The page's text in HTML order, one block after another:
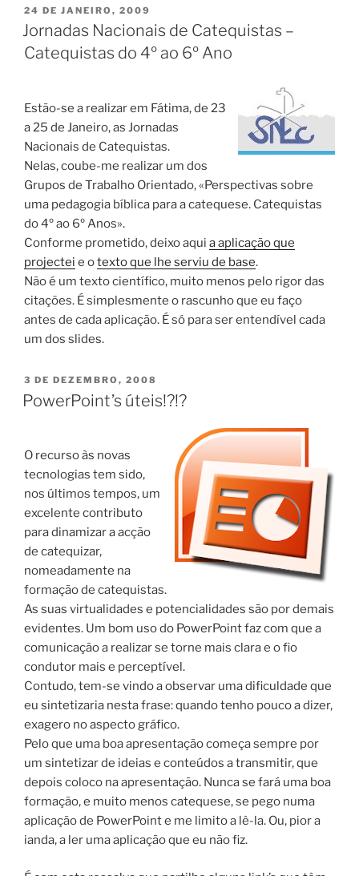
PUBLICADO
EM
24 DE JANEIRO, 2009
Jornadas Nacionais de Catequistas –
Catequistas do 4º ao 6º Ano
Estão-se a realizar em Fátima, de 23
a 25 de Janeiro, as Jornadas
Nacionais de Catequistas.
Nelas, coube-me realizar um dos
Grupos de Trabalho Orientado, «Perspectivas sobre
uma pedagogia bíblica para a catequese. Catequistas
do 4º ao 6º Anos».
Conforme prometido, deixo aqui a aplicação que
projectei e otexto que lhe serviu de base.
Não é um texto científico, muito menos pelo rigor das
citações. É simplesmente o rascunho que eu faço
antes de cada aplicação. É só para ser entendível cada
um dos slides.
PUBLICADO
EM
3 DE DEZEMBRO, 2008
PowerPoint’s úteis!?!?
O recurso às novas
tecnologias tem sido,
nos últimos tempos, um
excelente contributo
para dinamizar a acção
de catequizar,
nomeadamente na
formação de catequistas.
As suas virtualidades e potencialidades são por demais
evidentes. Um bom uso do PowerPoint faz com que a
comunicação a realizar se torne mais clara e o fio
condutor mais e perceptível.
Contudo, tem-se vindo a observar uma dificuldade que
eu sintetizaria nesta frase: quando tenho pouco a dizer,
exagero no aspecto gráfico.
Pelo que uma boa apresentação começa sempre por
um sintetizar de ideias e conteúdos a transmitir, que
depois coloco na apresentação. Nunca se fará uma boa
formação, e muito menos catequese, se pego numa
aplicação de PowerPoint e me limito a lê-la. Ou, pior a
ianda, a ler uma aplicação que eu não fiz.